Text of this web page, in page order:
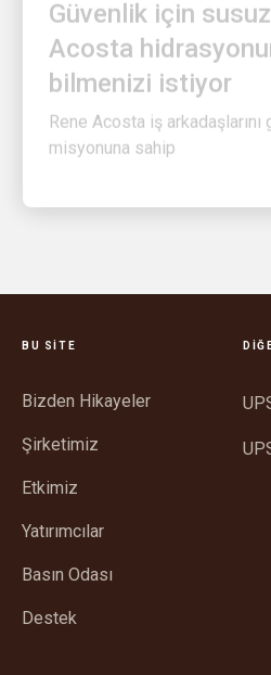
Acosta
bilmenizi istiyor
Rene Acosta iş arkadaşlarını
misyonuna sahip
BU SITE
Bizden Hikayeler
Şirketimiz
Etkimiz
Yatırımcılar
Basın Odası
Destek